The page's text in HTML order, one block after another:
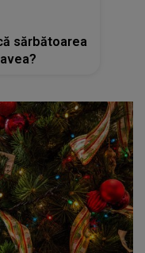
sărbătoarea